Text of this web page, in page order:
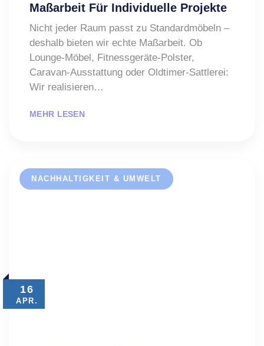
Maßarbeit Für Individuelle Projekte
Nicht jeder Raum passt zu Standardmöbeln –
deshalb bieten wir echte Maßarbeit. Ob
Lounge-Möbel, Fitnessgeräte-Polster,
Caravan-Ausstattung oder Oldtimer-Sattlerei:
Wir realisieren…
MEHR LESEN
16
APR.
NACHHALTIGKEIT & UMWELT